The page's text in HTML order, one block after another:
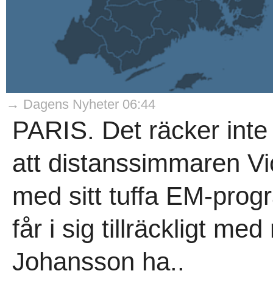
→ Dagens Nyheter 06:44
PARIS. Det räcker
att distanssimmaren
med sitt tuffa EM-
får i sig tillräckligt med
Johansson ha..